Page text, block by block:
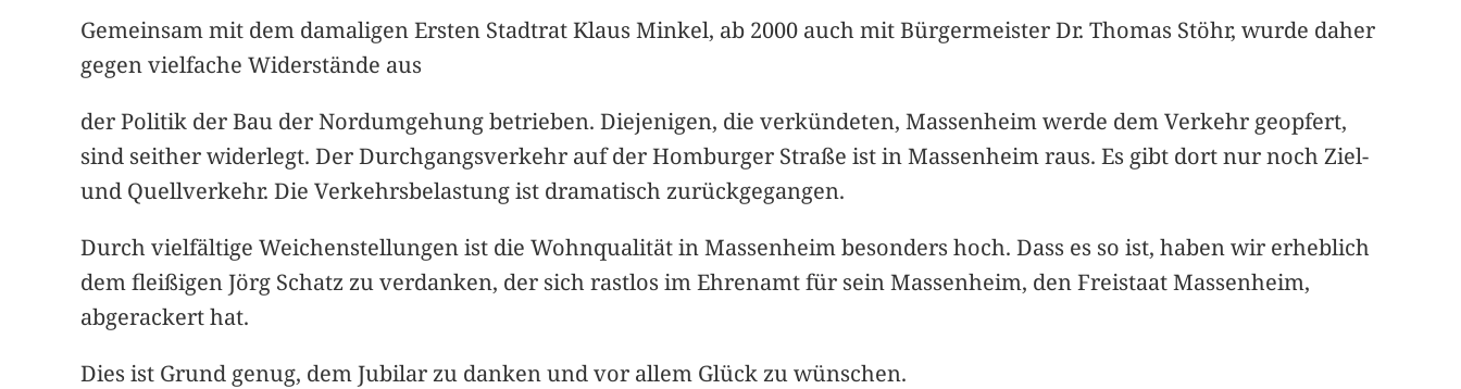
Gemeinsam mit dem damaligen Ersten Stadtrat Klaus Minkel, ab 2000 auch mit Bürgermeister Dr. Thomas Stöhr, wurde daher
gegen vielfache Widerstände aus
der Politik der Bau der Nordumgehung betrieben. Diejenigen, die verkündeten, Massenheim werde dem Verkehr geopfert,
sind seither widerlegt. Der Durchgangsverkehr auf der Homburger Straße ist in Massenheim raus. Es gibt dort nur noch Ziel-
und Quellverkehr. Die Verkehrsbelastung ist dramatisch zurückgegangen.
Durch vielfältige Weichenstellungen ist die Wohnqualität in Massenheim besonders hoch. Dass es so ist, haben wir erheblich
dem fleißigen Jörg Schatz zu verdanken, der sich rastlos im Ehrenamt für sein Massenheim, den Freistaat Massenheim,
abgerackert hat.
Dies ist Grund genug, dem Jubilar zu danken und vor allem Glück zu wünschen.